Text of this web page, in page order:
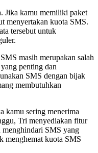
Jika kamu memiliki paket
menyertakan kuota SMS.
tersebut untuk
masih merupakan salah
penting dan
SMS dengan bijak
membutuhkan
kamu sering menerima
Tri menyediakan fitur
SMS yang
kuota SMS